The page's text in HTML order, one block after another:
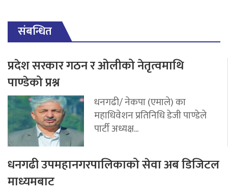
संबन्धित
प्रदेश सरकार गठन र ओलीको नेतृत्वमाथि
पाण्डेको प्रश्न
धनगढी/ नेकपा (एमाले) का
महाधिवेशन प्रतिनिधि डेजी पाण्डेले
पार्टी अध्यक्ष...
धनगढी उपमहानगरपालिकाको सेवा अब डिजिटल
माध्यमबाट